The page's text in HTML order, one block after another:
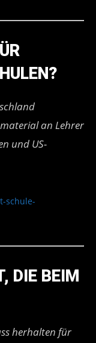
an Lehrer
und US-
schule-
DIE BEIM
herhalten für